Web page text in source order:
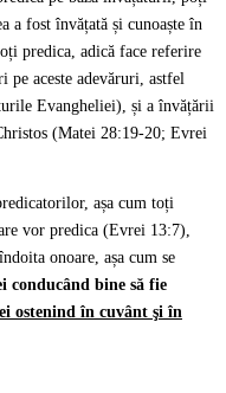
a fost învățată și cunoaște în
predica, adică face referire
pe aceste adevăruri, astfel
Evangheliei), și a învățării
(Matei 28:19-20; Evrei
așa cum toți
vor predica (Evrei 13:7),
onoare, așa cum se
conducând bine să fie
ostenind în cuvânt şi în